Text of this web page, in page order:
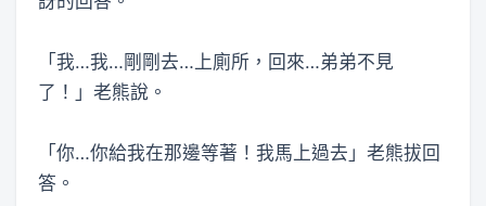
「我…我…剛剛去…上廁所，回來…弟弟不見
了！」老熊說。
「你…你給我在那邊等著！我馬上過去」老熊拔回
答。